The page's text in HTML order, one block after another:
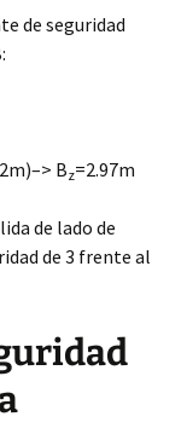
de seguridad
Bz=2.97m
de lado de
de 3 frente al